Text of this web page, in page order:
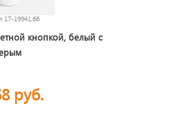
17-19941.66
кнопкой, белый с
руб.